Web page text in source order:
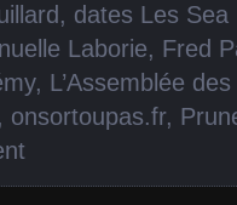
, dates Les Sea
Laborie, Fred
, L’Assemblée
, onsortoupas.fr,